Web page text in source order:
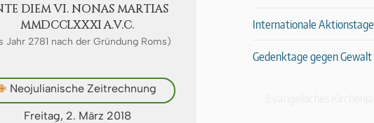
DIEM VI. NONAS MAR­TI­AS
ⅯⅯⅮⅭⅭⅬⅩⅩⅪ A.V.C.
Jahr 2781 nach der Gründung Roms)
Neojulianische Zeitrechnung
Freitag, 2. März 2018
Internationale Aktionstage
Gedenktage gegen Gewalt